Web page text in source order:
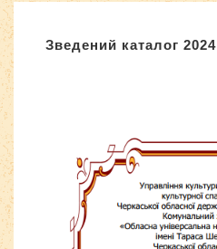
Зведений каталог 2024